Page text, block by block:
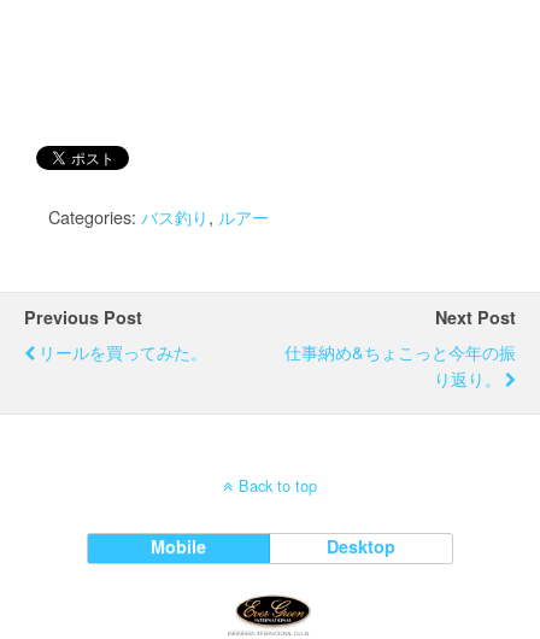
Categories: バス釣り, ルアー
Previous Post
リールを買ってみた。
Next Post
仕事納め&ちょこっと今年の振
り返り。
Back to top
Mobile Desktop